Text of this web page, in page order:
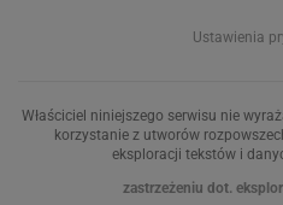
Ustawienia
Właściciel niniejszego serwisu nie
korzystanie z utworów
eksploracji tekstów i
zastrzeżeniu dot.